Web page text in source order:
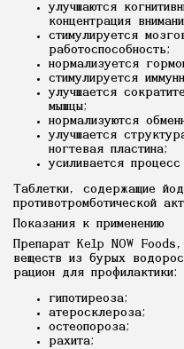
улучшаются
концентрация
стимулируется
работоспособность;
нормализуется
стимулируется
улучшается
мышцы;
нормализуются
улучшается
ногтевая пластина;
усиливается
Таблетки, содержащие
противотромботической
Показания к применению
Препарат Kelp NOW
веществ из бурых
рацион для профилактики:
гипотиреоза;
атеросклероза;
остеопороза;
рахита;